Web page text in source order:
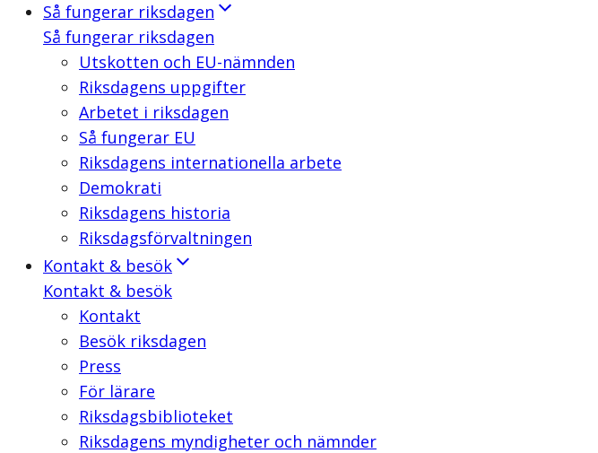
Så fungerar riksdagen
Så fungerar riksdagen
Utskotten och EU-nämnden
Riksdagens uppgifter
Arbetet i riksdagen
Så fungerar EU
Riksdagens internationella arbete
Demokrati
Riksdagens historia
Riksdagsförvaltningen
Kontakt & besök
Kontakt & besök
Kontakt
Besök riksdagen
Press
För lärare
Riksdagsbiblioteket
Riksdagens myndigheter och nämnder